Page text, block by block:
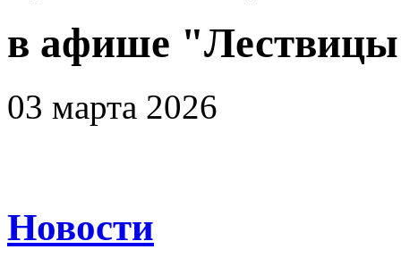
в афише
03 марта 2026
Новости